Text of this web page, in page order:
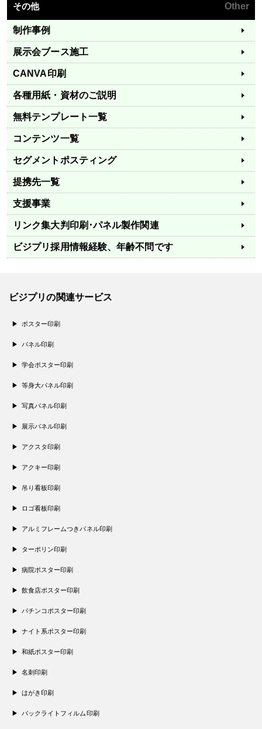
その他 Other
制作事例
展示会ブース施工
CANVA印刷
各種用紙・資材のご説明
無料テンプレート一覧
コンテンツ一覧
セグメントポスティング
提携先一覧
支援事業
リンク集大判印刷･パネル製作関連
ビジプリ採用情報経験、年齢不問です
ビジプリの関連サービス
ポスター印刷
パネル印刷
学会ポスター印刷
等身大パネル印刷
写真パネル印刷
展示パネル印刷
アクスタ印刷
アクキー印刷
吊り看板印刷
ロゴ看板印刷
アルミフレームつきパネル印刷
ターポリン印刷
病院ポスター印刷
飲食店ポスター印刷
パチンコポスター印刷
ナイト系ポスター印刷
和紙ポスター印刷
名刺印刷
はがき印刷
バックライトフィルム印刷